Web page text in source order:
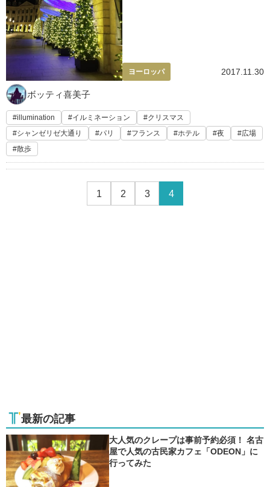
ヨーロッパ 2017.11.30
ボッティ喜美子
illumination イルミネーション
クリスマス
シャンゼリゼ大通り
パリ フランス ホテル 夜
広場
散歩
1 2 3 4
最新の記事
大人気のクレープは事前予約必須！ 名古
屋で人気の古民家カフェ「ODEON」に
行ってみた